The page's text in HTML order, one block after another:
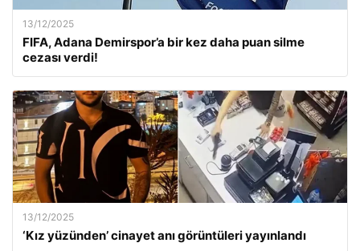
13/12/2025
FIFA, Adana Demirspor’a bir kez daha puan silme
cezası verdi!
13/12/2025
‘Kız yüzünden’ cinayet anı görüntüleri yayınlandı